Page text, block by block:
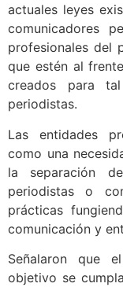
actuales leyes
comunicadores
profesionales del
que estén al
creados para
periodistas.
Las entidades
como una
la separación
periodistas o
prácticas
comunicación y
Señalaron que
objetivo se